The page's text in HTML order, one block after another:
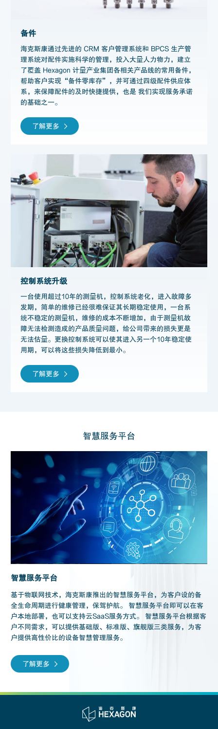
备件
海克斯康通过先进的 CRM 客户管理系统和 BPCS 生产管
理系统对配件实施科学的管理，投入大量人力物力，建立
了覆盖 Hexagon 计量产业集团各相关产品线的常用备件，
帮助客户实现“备件零库存”，并可通过四级配件供应体
系，来保障配件的及时快捷提供，也是 我们实现服务承诺
的基础之一。
了解更多
控制系统升级
一台使用超过10年的测量机，控制系统老化，进入故障多
发期，简单的维修已经很难保证其长期稳定使用，一台系
统不稳定的测量机，维修的成本不断增加，由于测量机故
障无法检测造成的产品质量问题，给公司带来的损失更是
无法估量。更换控制系统可以使其进入另一个10年稳定使
用期，可以将这些损失降低到最小。
了解更多
智慧服务平台
智慧服务平台
基于物联网技术，海克斯康推出的智慧服务平台，为客户设的备
全生命周期进行健康管理，保驾护航。 智慧服务平台即可以在客
户本地部署，也可以支持云SaaS服务方式。 智慧服务平台根据客
户不同需求，可以提供基础版、标准版、旗舰版三类服务，为客
户提供高性价比的设备智慧管理服务。
了解更多